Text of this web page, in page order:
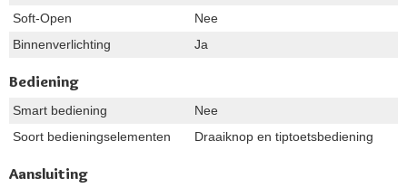
Soft-Open
Nee
Binnenverlichting
Ja
Bediening
Smart bediening
Nee
Soort bedieningselementen
Draaiknop en tiptoetsbediening
Aansluiting